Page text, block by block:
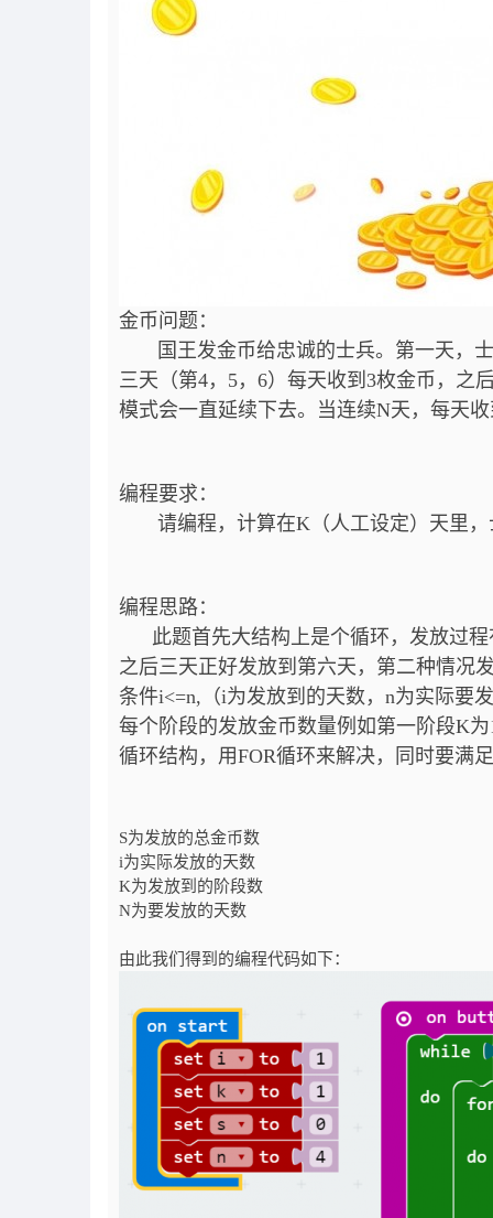
金币问题：
国王发金币给忠诚的士兵。第一天，士
三天（第4，5，6）每天收到3枚金币，
模式会一直延续下去。当连续N天，每天
编程要求：
请编程，计算在K（人工设定）天里，
编程思路：
此题首先大结构上是个循环，发放过程
之后三天正好发放到第六天，第二种情况
条件i<=n,（i为发放到的天数， n为实际要
每个阶段的发放金币数量例如第一阶段K
循环结构，用FOR循环来解决，同时要满
S为发放的总金币数
i为实际发放的天数
K为发放到的阶段数
N为要发放的天数
由此我们得到的编程代码如下：